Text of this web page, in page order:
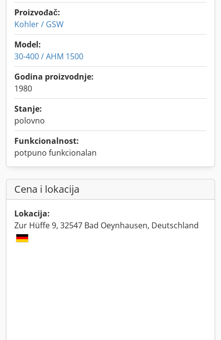
Proizvođač:
Kohler / GSW
Model:
30-400 / AHM 1500
Godina proizvodnje:
1980
Stanje:
polovno
Funkcionalnost:
potpuno funkcionalan
Cena i lokacija
Lokacija:
Zur Hüffe 9, 32547 Bad Oeynhausen, Deutschland